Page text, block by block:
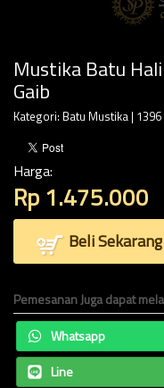
Mustika Batu
Gaib
Kategori: Batu Mustika |
Harga:
Rp 1.475.000
Beli Sekarang
Pemesanan Juga dapat
Whatsapp
Line